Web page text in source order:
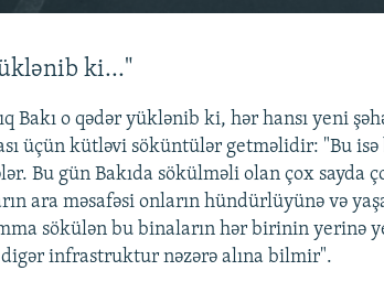
270p 360p 720p
1080p
ki..."
Bakı o qədər yüklənib ki, hər hansı yeni
üçün kütləvi söküntülər getməlidir: "Bu isə
Bu gün Bakıda sökülməli olan çox sayda
ara məsafəsi onların hündürlüyünə və
sökülən bu binaların hər birinin yerinə
infrastruktur nəzərə alına bilmir".